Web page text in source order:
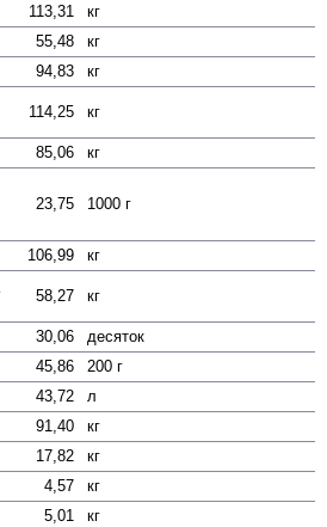
113,31
кг
55,48
кг
94,83
кг
114,25 кг
85,06
кг
23,75 1000 г
106,99
кг
58,27 кг
30,06
десяток
45,86
200 г
43,72
л
91,40
кг
17,82
кг
4,57
кг
5,01
кг